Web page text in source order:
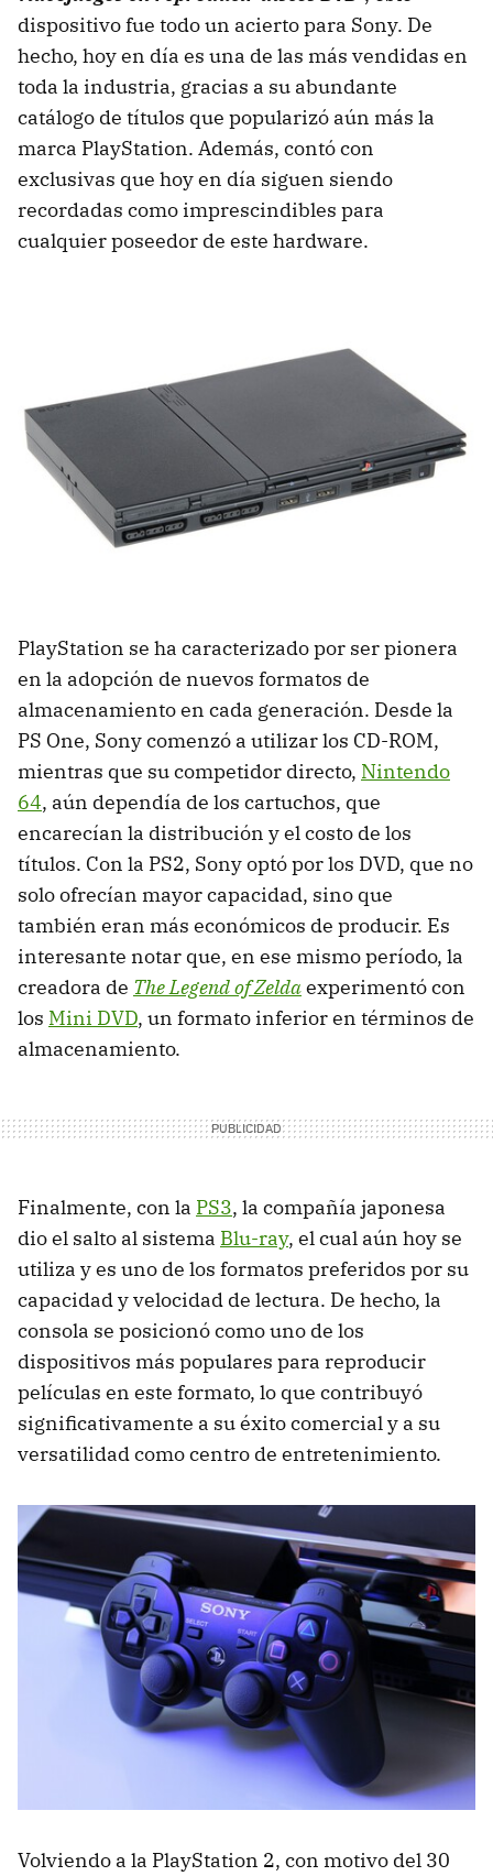
dispositivo fue todo un acierto para Sony. De
hecho, hoy en día es una de las más vendidas en
toda la industria, gracias a su abundante
catálogo de títulos que popularizó aún más la
marca PlayStation. Además, contó con
exclusivas que hoy en día siguen siendo
recordadas como imprescindibles para
cualquier poseedor de este hardware.
PlayStation se ha caracterizado por ser pionera
en la adopción de nuevos formatos de
almacenamiento en cada generación. Desde la
PS One, Sony comenzó a utilizar los CD-ROM,
mientras que su competidor directo, Nintendo
64, aún dependía de los cartuchos, que
encarecían la distribución y el costo de los
títulos. Con la PS2, Sony optó por los DVD, que no
solo ofrecían mayor capacidad, sino que
también eran más económicos de producir. Es
interesante notar que, en ese mismo período, la
creadora de The Legend of Zeldaexperimentó con
los Mini DVD, un formato inferior en términos de
almacenamiento.
Finalmente, con la PS3, la compañía japonesa
dio el salto al sistema Blu-ray, el cual aún hoy se
utiliza y es uno de los formatos preferidos por su
capacidad y velocidad de lectura. De hecho, la
consola se posicionó como uno de los
dispositivos más populares para reproducir
películas en este formato, lo que contribuyó
significativamente a su éxito comercial y a su
versatilidad como centro de entretenimiento.
Volviendo a la PlayStation 2, con motivo del 30